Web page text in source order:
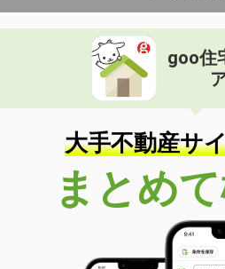
goo住
大手不動産サ
まとめて